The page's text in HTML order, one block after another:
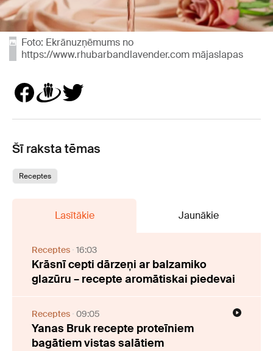
Foto: Ekrānuzņēmums no
https://www.rhubarbandlavender.com mājaslapas
Šī raksta tēmas
Receptes
Lasītākie Jaunākie
Receptes 16:03
Krāsnī cepti dārzeņi ar balzamiko
glazūru – recepte aromātiskai piedevai
Receptes 09:05
Yanas Bruk recepte proteīniem
bagātiem vistas salātiem